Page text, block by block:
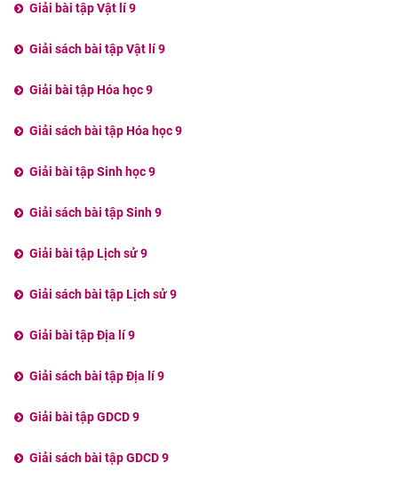
Giải bài tập Vật lí 9
Giải sách bài tập Vật lí 9
Giải bài tập Hóa học 9
Giải sách bài tập Hóa học 9
Giải bài tập Sinh học 9
Giải sách bài tập Sinh 9
Giải bài tập Lịch sử 9
Giải sách bài tập Lịch sử 9
Giải bài tập Địa lí 9
Giải sách bài tập Địa lí 9
Giải bài tập GDCD 9
Giải sách bài tập GDCD 9